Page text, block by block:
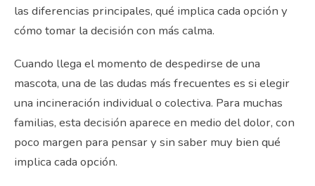
las diferencias principales, qué implica cada opción y
cómo tomar la decisión con más calma.
Cuando llega el momento de despedirse de una
mascota, una de las dudas más frecuentes es si elegir
una incineración individual o colectiva. Para muchas
familias, esta decisión aparece en medio del dolor, con
poco margen para pensar y sin saber muy bien qué
implica cada opción.